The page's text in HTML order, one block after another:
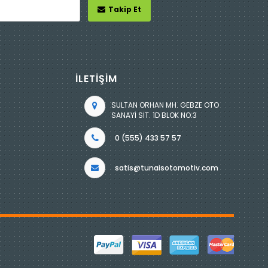
Takip Et
İLETİŞİM
SULTAN ORHAN MH. GEBZE OTO
SANAYİ SİT. 1D BLOK NO:3
0 (555) 433 57 57
satis@tunaisotomotiv.com